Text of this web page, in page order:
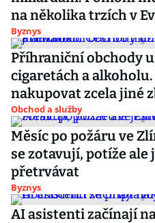
na několika trzích v
Byznys
Příhraniční obchody
cigaretách a
nakupovat zcela jiné
Obchod a služby
Měsíc po požáru ve
se zotavují, potíže ale
přetrvávat
Byznys
AI asistenti začínají